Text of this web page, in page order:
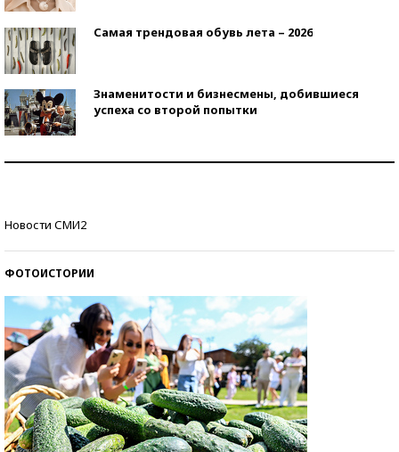
Самая трендовая обувь лета – 2026
Знаменитости и бизнесмены, добившиеся
успеха со второй попытки
Новости СМИ2
ФОТОИСТОРИИ